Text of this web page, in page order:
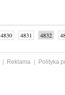
4830 4831 4832
Reklama
Polityka